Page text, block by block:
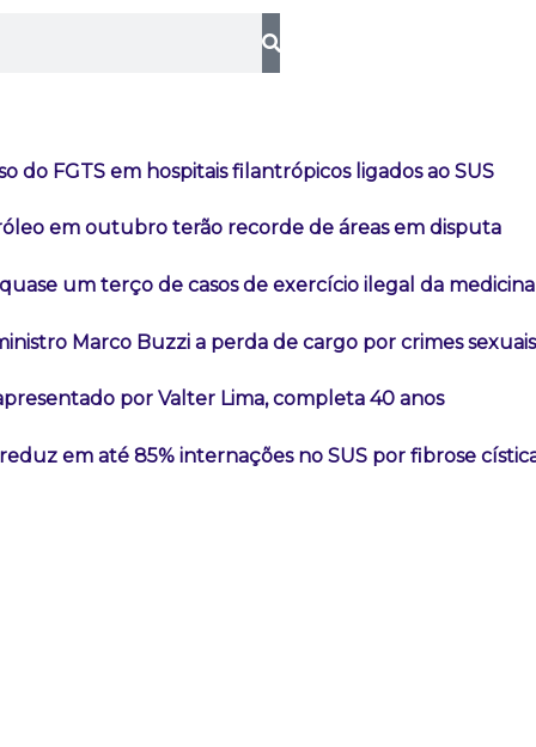
do FGTS em hospitais filantrópicos ligados ao SUS
em outubro terão recorde de áreas em disputa
um terço de casos de exercício ilegal da medicina
Marco Buzzi a perda de cargo por crimes sexuais
por Valter Lima, completa 40 anos
em até 85% internações no SUS por fibrose